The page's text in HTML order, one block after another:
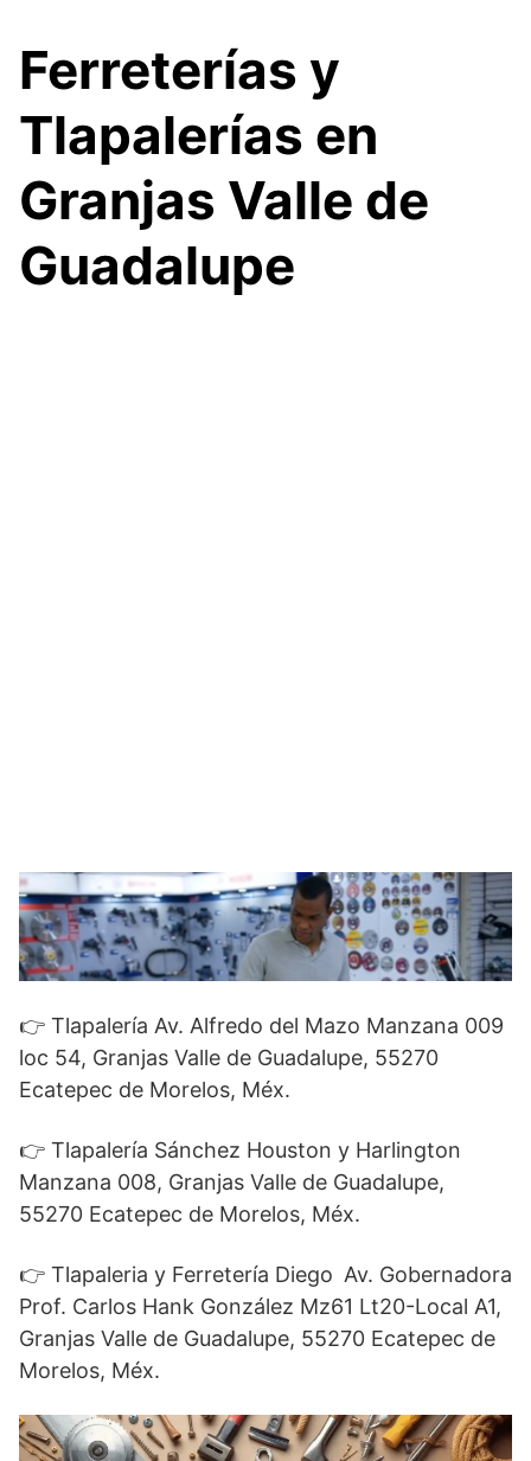
content
Ferreterías y
Tlapalerías en
Granjas Valle de
Guadalupe
👉 Tlapalería Av. Alfredo del Mazo Manzana 009
loc 54, Granjas Valle de Guadalupe, 55270
Ecatepec de Morelos, Méx.
👉 Tlapalería Sánchez Houston y Harlington
Manzana 008, Granjas Valle de Guadalupe,
55270 Ecatepec de Morelos, Méx.
👉 Tlapaleria y Ferretería Diego Av. Gobernadora
Prof. Carlos Hank González Mz61 Lt20-Local A1,
Granjas Valle de Guadalupe, 55270 Ecatepec de
Morelos, Méx.